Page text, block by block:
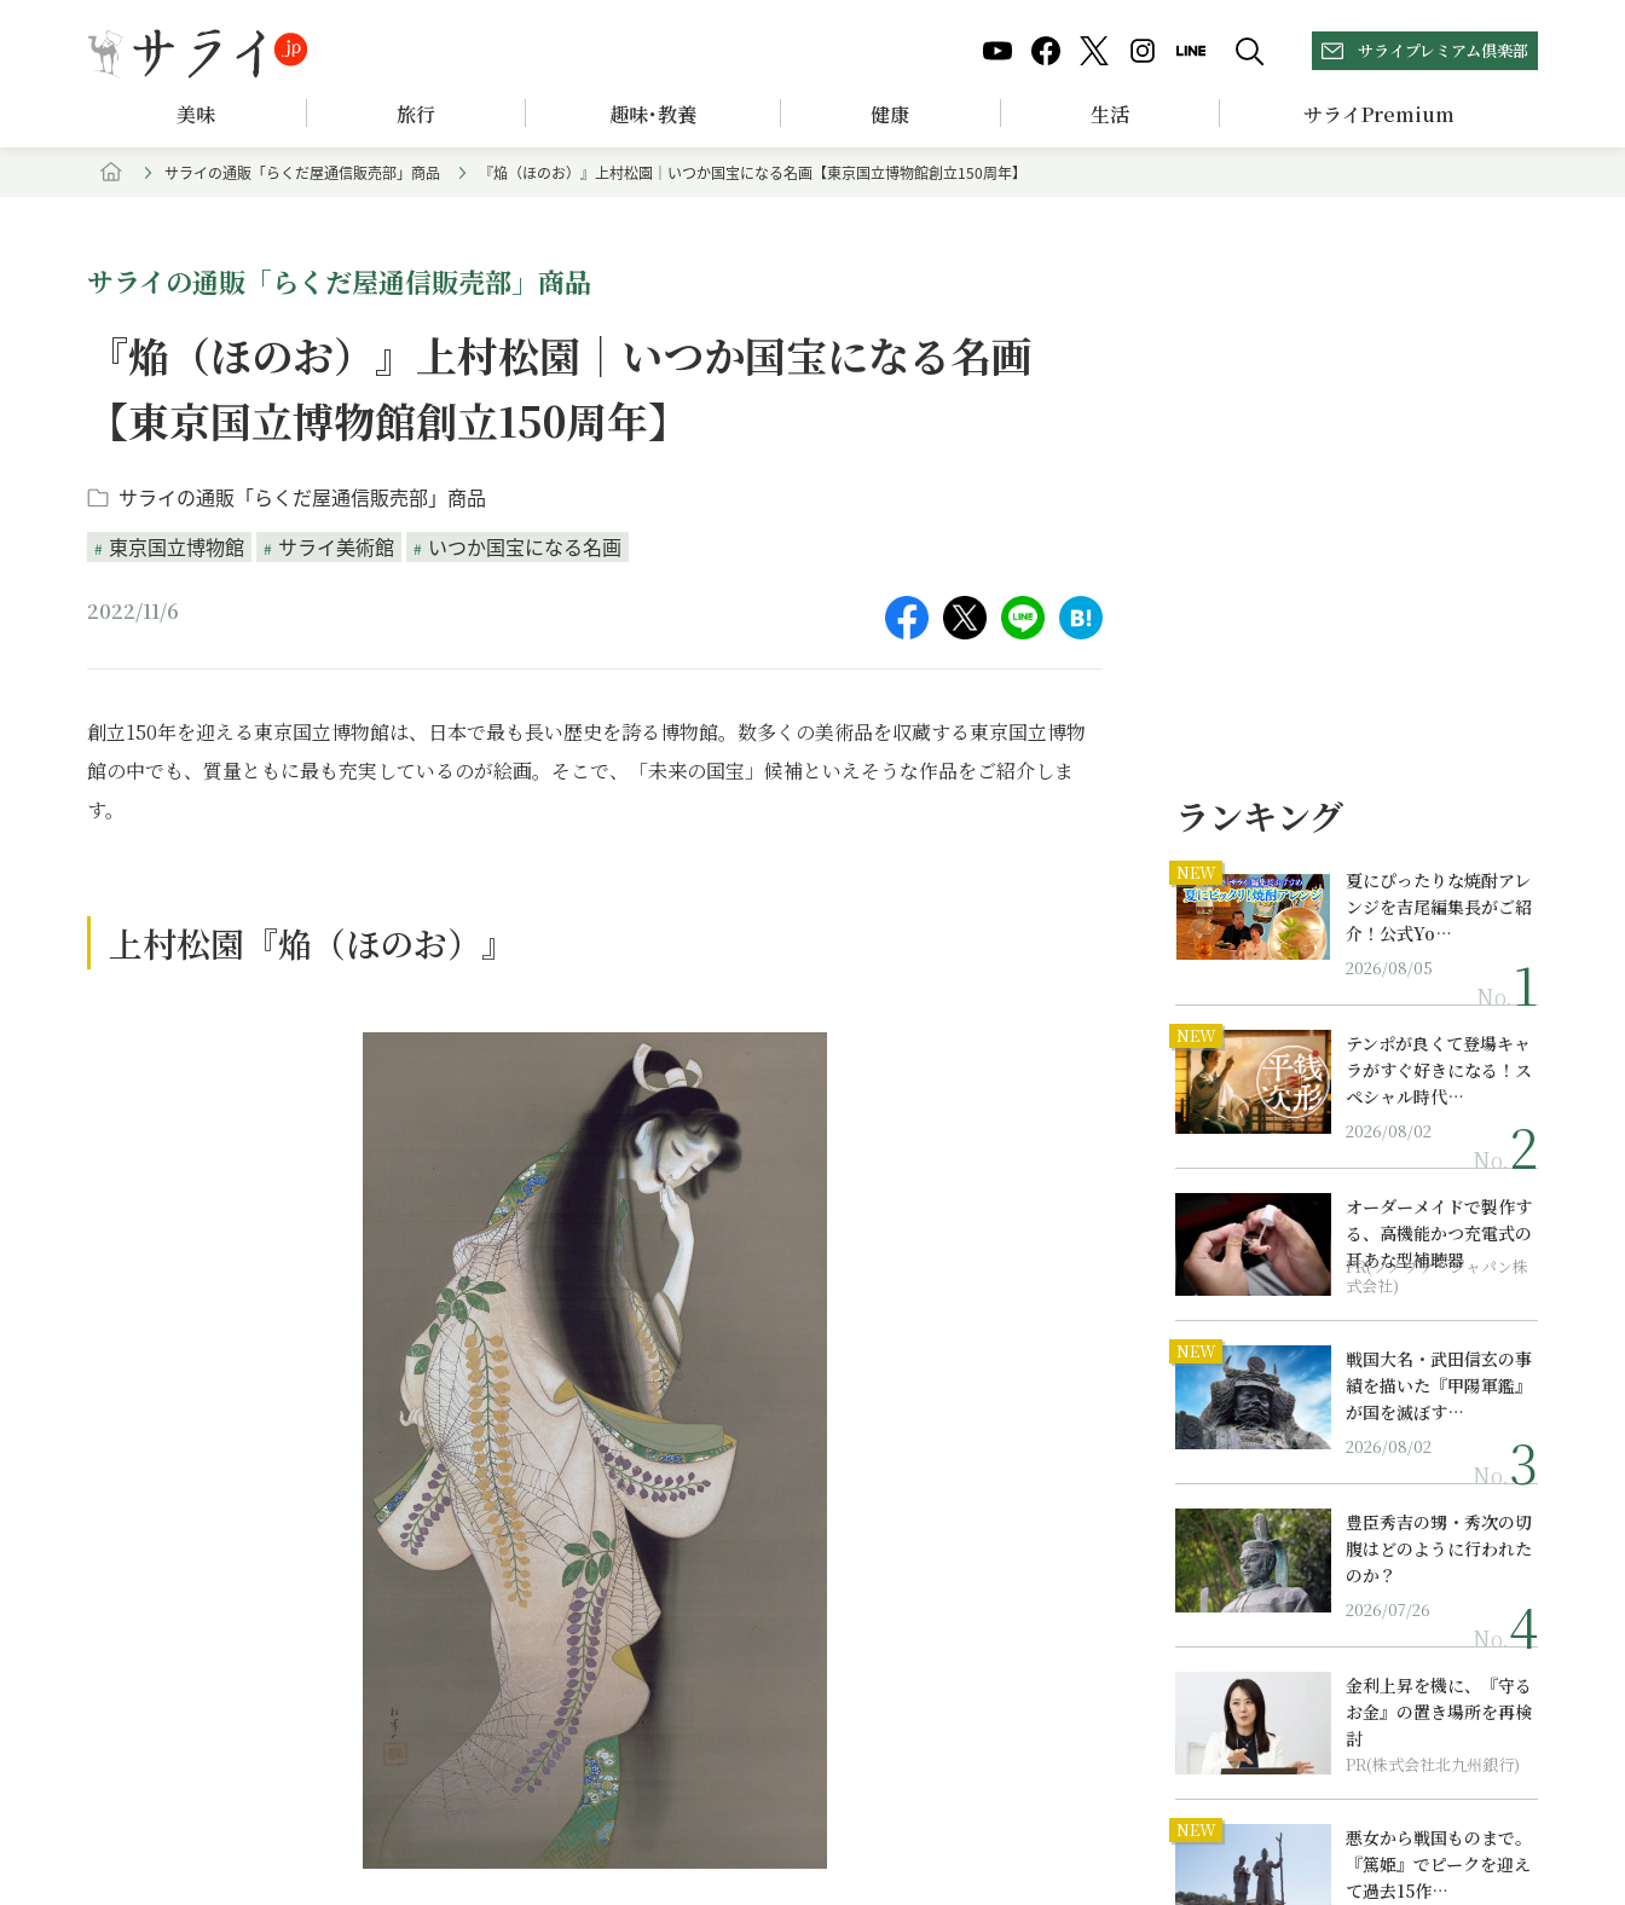
サライプレミアム倶楽部
美味 旅行 趣味･教養 健康 生活 サライPremium
サライの通販「らくだ屋通信販売部」商品 『焔（ほのお）』上村松園｜いつか国宝になる名画【東京国立博物館創立150周年】
サライの通販「らくだ屋通信販売部」商品
『焔（ほのお）』上村松園｜いつか国宝になる名画
【東京国立博物館創立150周年】
サライの通販「らくだ屋通信販売部」商品
東京国立博物館
サライ美術館 いつか国宝になる名画
2022/11/6
創立150年を迎える東京国立博物館は、日本で最も長い歴史を誇る博物館。数多くの美術品を収蔵する東京国立博物
館の中でも、質量ともに最も充実しているのが絵画。そこで、「未来の国宝」候補といえそうな作品をご紹介しま
す。
上村松園『焔（ほのお）』
ランキング
NEW
夏にぴったりな焼酎アレ
ンジを吉尾編集長がご紹
介！公式Yo…
2026/08/05
No.
NEW
テンポが良くて登場キャ
ラがすぐ好きになる！ス
ペシャル時代…
2026/08/02
No.
オーダーメイドで製作す
る、高機能かつ充電式の
耳あな型補聴器
PR(ソノヴァ・ジャパン株
式会社)
NEW
戦国大名・武田信玄の事
績を描いた『甲陽軍鑑』
が国を滅ぼす…
2026/08/02
No.
豊臣秀吉の甥・秀次の切
腹はどのように行われた
のか？
2026/07/26
No.
金利上昇を機に、『守る
お金』の置き場所を再検
討
PR(株式会社北九州銀行)
NEW
悪女から戦国ものまで。
『篤姫』でピークを迎え
て過去15作…